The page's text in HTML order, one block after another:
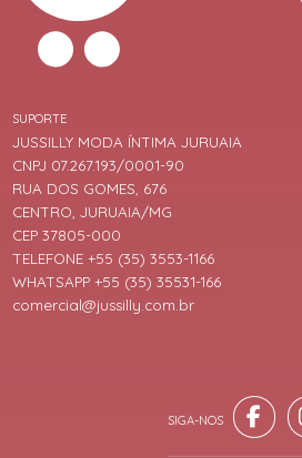
SUPORTE
JUSSILLY MODA ÍNTIMA JURUAIA
CNPJ 07.267.193/0001-90
RUA DOS GOMES, 676
CENTRO, JURUAIA/MG
CEP 37805-000
TELEFONE +55 (35) 3553-1166
WHATSAPP +55 (35) 35531-166
comercial@jussilly.com.br